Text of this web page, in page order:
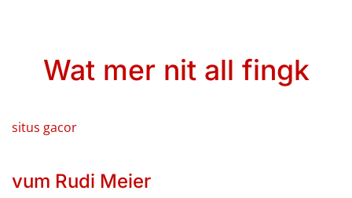
Wat mer nit all fingk
situs gacor
vum Rudi Meier